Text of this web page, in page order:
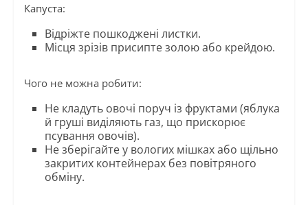
Капуста:
Відріжте пошкоджені листки.
Місця зрізів присипте золою або крейдою.
Чого не можна робити:
Не кладуть овочі поруч із фруктами (яблука
й груші виділяють газ, що прискорює
псування овочів).
Не зберігайте у вологих мішках або щільно
закритих контейнерах без повітряного
обміну.